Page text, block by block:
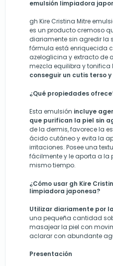
emulsión limpiadora
gh Kire Cristina Mitre
es un producto cremoso
diariamente sin agredir la
fórmula está enriquecida
azeloglicina y extracto de
mezcla equilibra y tonifica
conseguir un cutis terso
¿Qué propiedades
Esta emulsión incluye
que purifican la piel sin
de la dermis, favorece la
ácido cutáneo y evita la
irritaciones. Posee una
fácilmente y le aporta a la
mismo tiempo.
¿Cómo usar gh Kire
limpiadora japonesa?
Utilizar diariamente por
una pequeña cantidad
masajear la piel con
aclarar con abundante
Presentación